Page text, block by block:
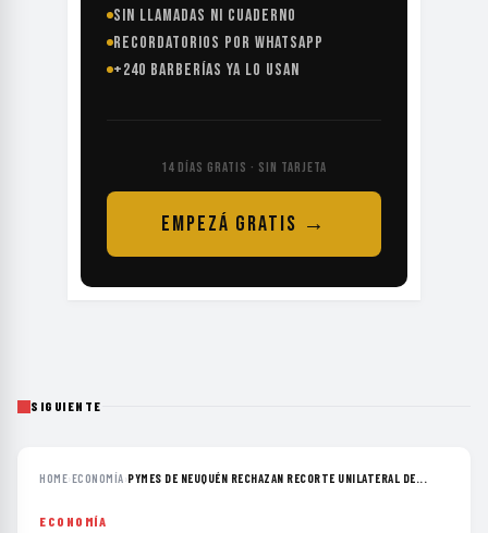
SIN LLAMADAS NI CUADERNO
RECORDATORIOS POR WHATSAPP
+240 BARBERÍAS YA LO USAN
14 DÍAS GRATIS · SIN TARJETA
EMPEZÁ GRATIS →
SIGUIENTE
HOME›ECONOMÍA›PYMES DE NEUQUÉN RECHAZAN RECORTE UNILATERAL DE...
ECONOMÍA